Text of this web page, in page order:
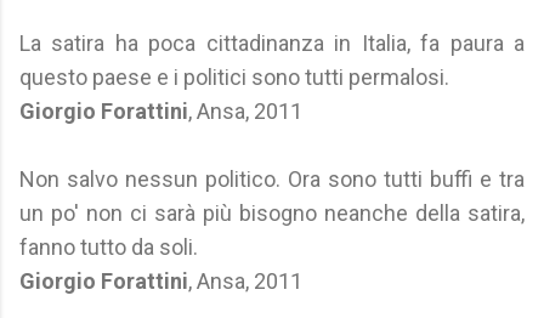
La satira ha poca cittadinanza in Italia, fa paura a
questo paese e i politici sono tutti permalosi.
Giorgio Forattini, Ansa, 2011
Non salvo nessun politico. Ora sono tutti buffi e tra
un po' non ci sarà più bisogno neanche della satira,
fanno tutto da soli.
Giorgio Forattini, Ansa, 2011